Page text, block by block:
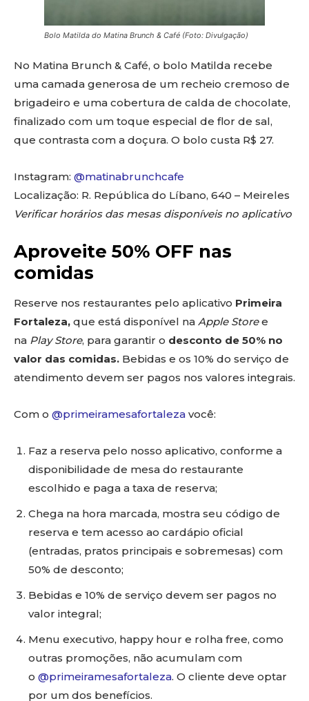
Bolo Matilda do Matina Brunch & Café (Foto: Divulgação)
No Matina Brunch & Café, o bolo Matilda recebe
uma camada generosa de um recheio cremoso de
brigadeiro e uma cobertura de calda de chocolate,
finalizado com um toque especial de flor de sal,
que contrasta com a doçura. O bolo custa R$ 27.
Instagram: @matinabrunchcafe
Localização: R. República do Líbano, 640 – Meireles
Verificar horários das mesas disponíveis no aplicativo
Aproveite 50% OFF nas
comidas
Reserve nos restaurantes pelo aplicativo Primeira
Fortaleza, que está disponível na Apple Storee
na Play Store, para garantir o desconto de 50% no
valor das comidas. Bebidas e os 10% do serviço de
atendimento devem ser pagos nos valores integrais.
Com o @primeiramesafortaleza você:
Faz a reserva pelo nosso aplicativo, conforme a
disponibilidade de mesa do restaurante
escolhido e paga a taxa de reserva;
Chega na hora marcada, mostra seu código de
reserva e tem acesso ao cardápio oficial
(entradas, pratos principais e sobremesas) com
50% de desconto;
Bebidas e 10% de serviço devem ser pagos no
valor integral;
Menu executivo, happy hour e rolha free, como
outras promoções, não acumulam com
o @primeiramesafortaleza. O cliente deve optar
por um dos benefícios.